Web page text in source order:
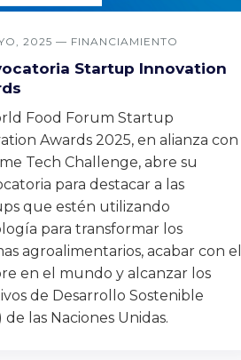
2025 — FINANCIAMIENTO
Startup Innovation
Food Forum Startup
Awards 2025, en alianza con
Tech Challenge, abre su
para destacar a las
que estén utilizando
para transformar los
agroalimentarios, acabar con el
en el mundo y alcanzar los
de Desarrollo Sostenible
de las Naciones Unidas.